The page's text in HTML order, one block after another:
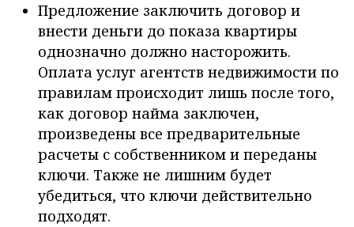
Предложение заключить договор и
внести деньги до показа квартиры
однозначно должно насторожить.
Оплата услуг агентств недвижимости по
правилам происходит лишь после того,
как договор найма заключен,
произведены все предварительные
расчеты с собственником и переданы
ключи. Также не лишним будет
убедиться, что ключи действительно
подходят.